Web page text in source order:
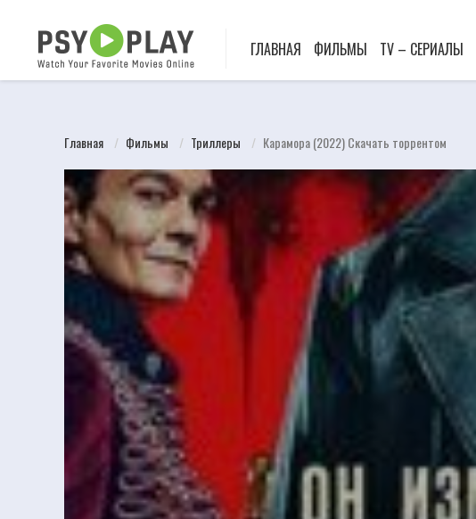
ГЛАВНАЯ ФИЛЬМЫ TV – СЕРИАЛЫ
Главная Фильмы Триллеры Карамора (2022) Скачать торрентом